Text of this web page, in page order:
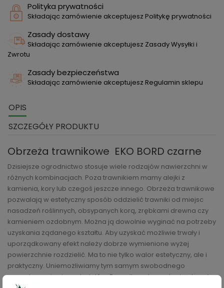
Polityka prywatności
Składając zamówienie akceptujesz Politykę prywatności
Zasady dostawy
Składając zamówienie akceptujesz Zasady Wysyłki i
Zwrotu
Zasady bezpieczeństwa
Składając zamówienie akceptujesz Regulamin sklepu
OPIS
SZCZEGÓŁY PRODUKTU
Obrzeża trawnikowe EKO BORD czarne
Dzisiejsze ogrodnictwo stosuje wiele rodzajów nawierzchni w
różnych kombinacjach. Poza trawnikiem mamy alejki z
kamienia, kory lub czegoś jeszcze innego. Obrzeża trawnikowe
pozwalają w estetyczny sposób oddzielić trawniki od miejsc
nasadzeń roślinnych, obsypanych korą, zrębkami drewna czy
kamieniem ozdobnym. Można ją dowolnie wyginać na potrzeby
uzyskania żądanego kształtu. Aby uzyskać możliwie trwały i
uporządkowany efekt należy dobrze wymienione wyżej
powierzchnie rozdzielić. Ma to nie tylko walor estetyczny, ale i
praktyczny. Uniemożliwiamy tym samym swobodnego
przemieszania się materiałów. Ponadto wykorzystanie obrzeży